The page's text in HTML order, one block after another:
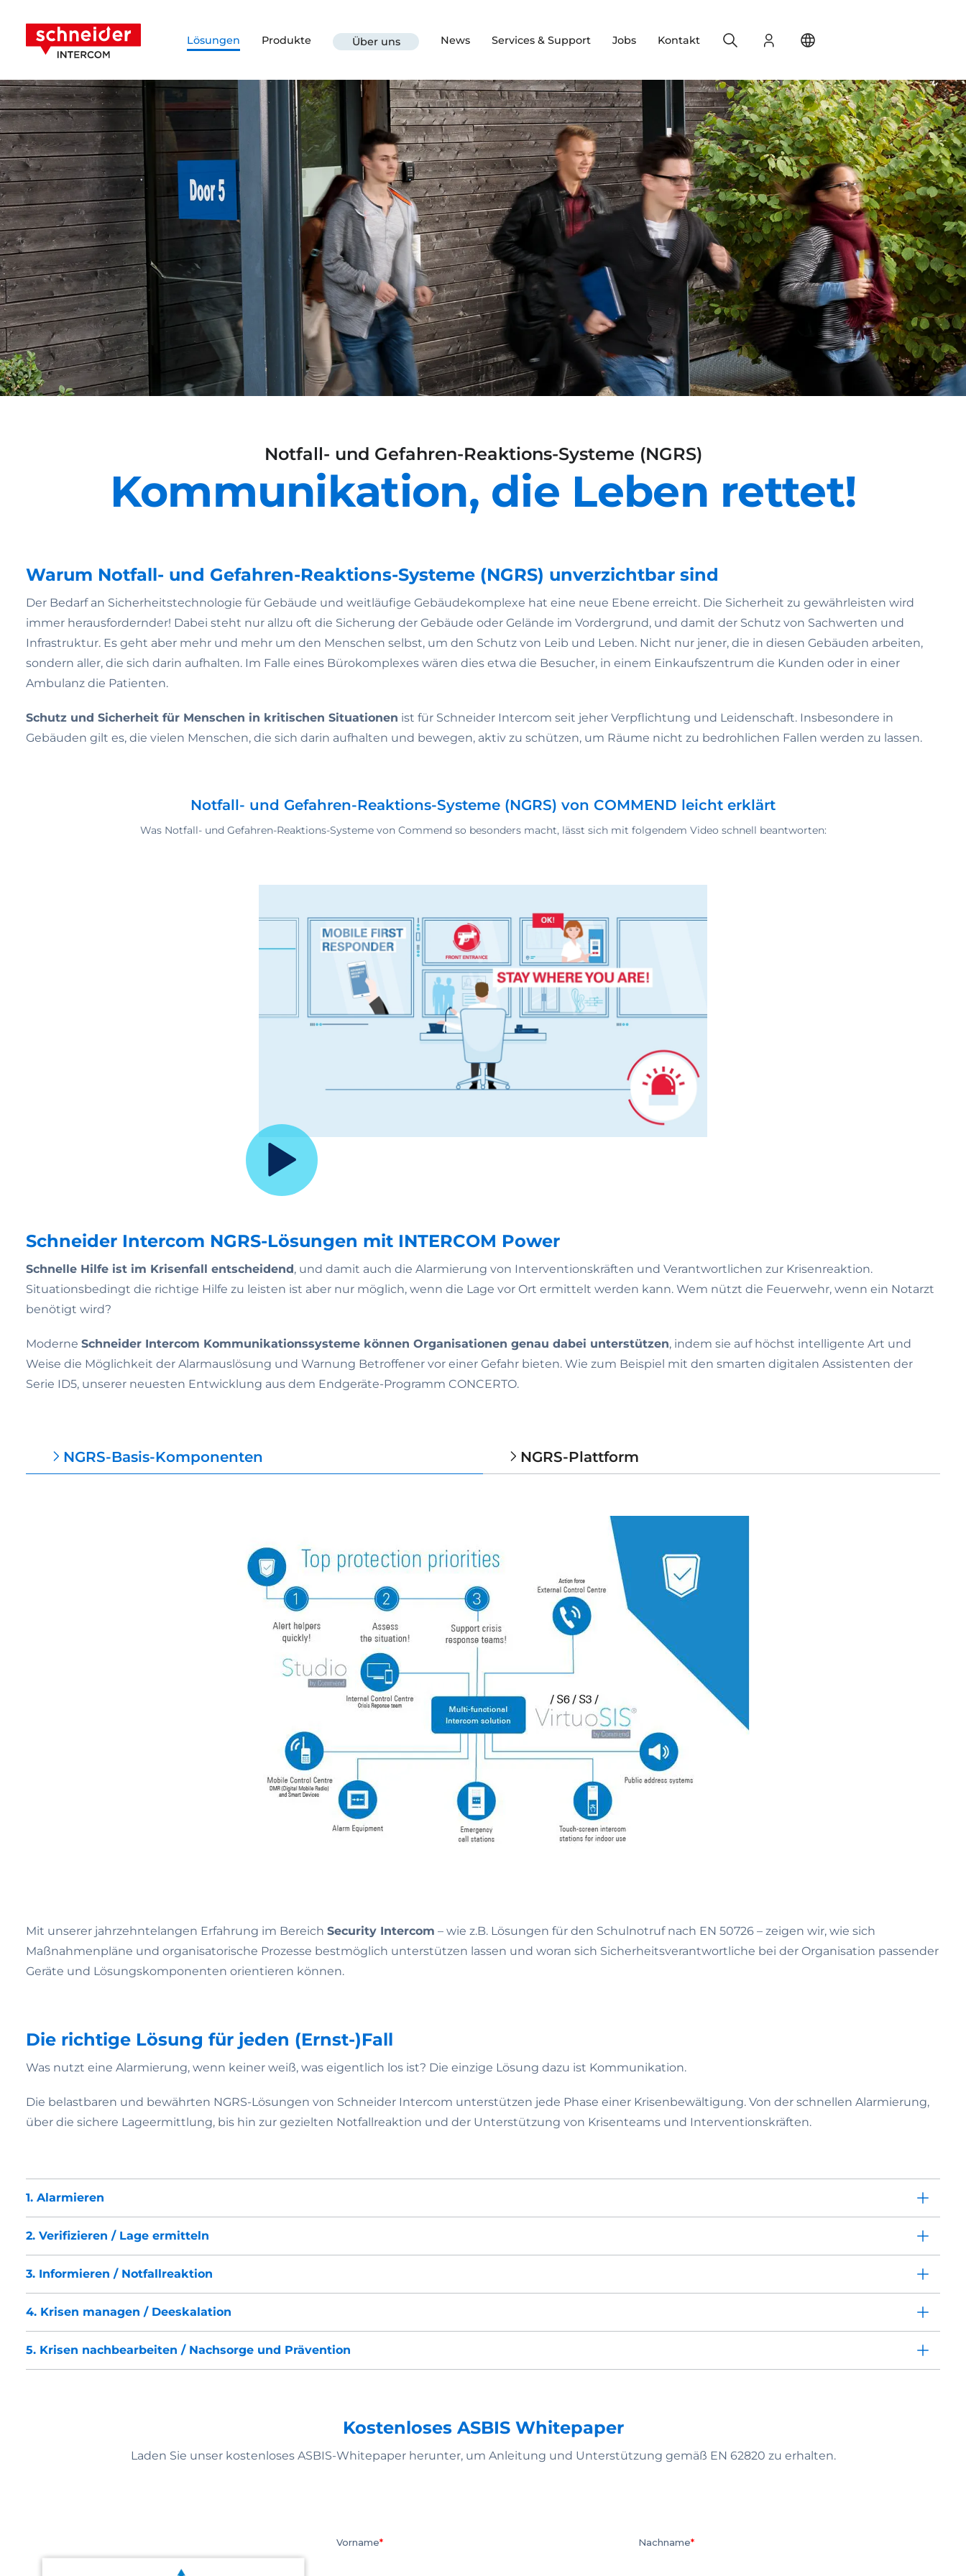
Lösungen Produkte Über uns News Services & Support Jobs Kontakt Login
Search
Notfall- und Gefahren-Reaktions-Systeme (NGRS)
Kommunikation, die Leben rettet!
Warum Notfall- und Gefahren-Reaktions-Systeme (NGRS) unverzichtbar sind
Der Bedarf an Sicherheitstechnologie für Gebäude und weitläufige Gebäudekomplexe hat eine neue Ebene erreicht. Die Sicherheit zu gewährleisten wird
immer herausfordernder! Dabei steht nur allzu oft die Sicherung der Gebäude oder Gelände im Vordergrund, und damit der Schutz von Sachwerten und
Infrastruktur. Es geht aber mehr und mehr um den Menschen selbst, um den Schutz von Leib und Leben. Nicht nur jener, die in diesen Gebäuden arbeiten,
sondern aller, die sich darin aufhalten. Im Falle eines Bürokomplexes wären dies etwa die Besucher, in einem Einkaufszentrum die Kunden oder in einer
Ambulanz die Patienten.
Schutz und Sicherheit für Menschen in kritischen Situationen ist für Schneider Intercom seit jeher Verpflichtung und Leidenschaft. Insbesondere in
Gebäuden gilt es, die vielen Menschen, die sich darin aufhalten und bewegen, aktiv zu schützen, um Räume nicht zu bedrohlichen Fallen werden zu lassen.
Notfall- und Gefahren-Reaktions-Systeme (NGRS) von COMMEND leicht erklärt
Was Notfall- und Gefahren-Reaktions-Systeme von Commend so besonders macht, lässt sich mit folgendem Video schnell beantworten:
Schneider Intercom NGRS-Lösungen mit INTERCOM Power
Schnelle Hilfe ist im Krisenfall entscheidend , und damit auch die Alarmierung von Interventionskräften und Verantwortlichen zur Krisenreaktion.
Situationsbedingt die richtige Hilfe zu leisten ist aber nur möglich, wenn die Lage vor Ort ermittelt werden kann. Wem nützt die Feuerwehr, wenn ein Notarzt
benötigt wird?
Moderne Schneider Intercom Kommunikationssysteme können Organisationen genau dabei unterstützen, indem sie auf höchst intelligente Art und
Weise die Möglichkeit der Alarmauslösung und Warnung Betroffener vor einer Gefahr bieten. Wie zum Beispiel mit den smarten digitalen Assistenten der
Serie ID5, unserer neuesten Entwicklung aus dem Endgeräte-Programm CONCERTO.
NGRS-Basis-Komponenten NGRS-Plattform
Mit unserer jahrzehntelangen Erfahrung im Bereich Security Intercom – wie z.B. Lösungen für den Schulnotruf nach EN 50726 – zeigen wir, wie sich
Maßnahmenpläne und organisatorische Prozesse bestmöglich unterstützen lassen und woran sich Sicherheitsverantwortliche bei der Organisation passender
Geräte und Lösungskomponenten orientieren können.
Die richtige Lösung für jeden (Ernst-)Fall
Was nutzt eine Alarmierung, wenn keiner weiß, was eigentlich los ist? Die einzige Lösung dazu ist Kommunikation.
Die belastbaren und bewährten NGRS-Lösungen von Schneider Intercom unterstützen jede Phase einer Krisenbewältigung. Von der schnellen Alarmierung,
über die sichere Lageermittlung, bis hin zur gezielten Notfallreaktion und der Unterstützung von Krisenteams und Interventionskräften.
1. Alarmieren
2. Verifizieren / Lage ermitteln
3. Informieren / Notfallreaktion
4. Krisen managen / Deeskalation
5. Krisen nachbearbeiten / Nachsorge und Prävention
Kostenloses ASBIS Whitepaper
Laden Sie unser kostenloses ASBIS-Whitepaper herunter, um Anleitung und Unterstützung gemäß EN 62820 zu erhalten.